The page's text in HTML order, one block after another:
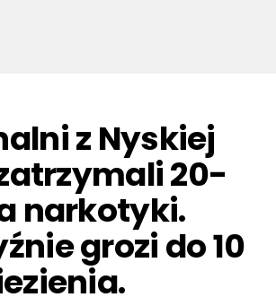
z Nyskiej
20-
narkotyki.
grozi do 10